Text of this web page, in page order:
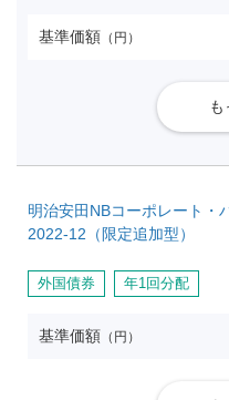
基準価額 （円）
も
明治安田NBコーポレート・
2022-12（限定追加型）
外国債券 年1回分配
基準価額 （円）